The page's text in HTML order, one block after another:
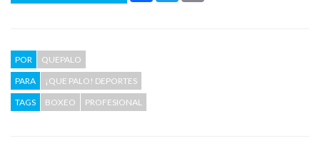
POR
QUEPALO
PARA
¡QUE PALO! DEPORTES
TAGS
BOXEO PROFESIONAL